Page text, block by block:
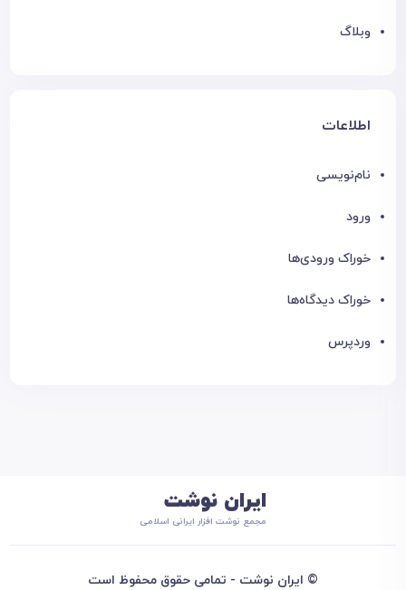
وبلاگ
اطلاعات
نام‌نویسی
ورود
خوراک ورودی‌ها
خوراک دیدگاه‌ها
وردپرس
ایران نوشت
مجمع نوشت افزار ایرانی اسلامی
© ایران نوشت - تمامی حقوق محفوظ است